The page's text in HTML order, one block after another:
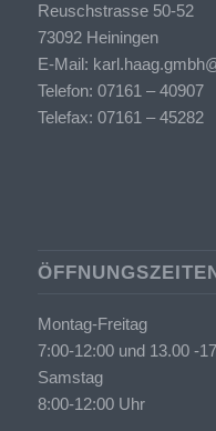
Reuschstrasse 50-52
73092 Heiningen
E-Mail:
Telefon: 07161 – 40907
Telefax: 07161 – 45282
Montag-Freitag
7:00-12:00 und 13.00 -
Samstag
8:00-12:00 Uhr